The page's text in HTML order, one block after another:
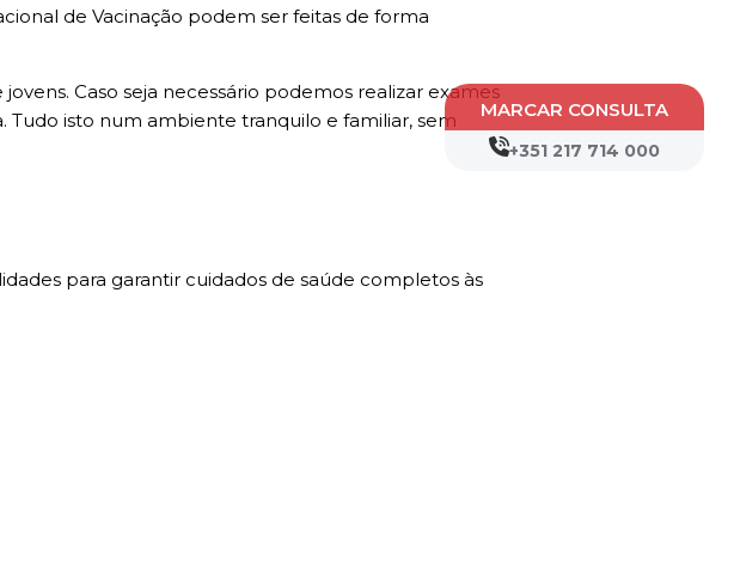
MARCAR CONSULTA
+351 217 714 000
de Vacinação podem ser feitas de forma
Caso seja necessário podemos realizar exames
Tudo isto num ambiente tranquilo e familiar, sem
para garantir cuidados de saúde completos às